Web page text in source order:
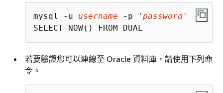
mysql -u username -p ' password ' -h
SELECT NOW() FROM DUAL
若要驗證您可以連線至 Oracle 資料庫，請使用下列命
令。